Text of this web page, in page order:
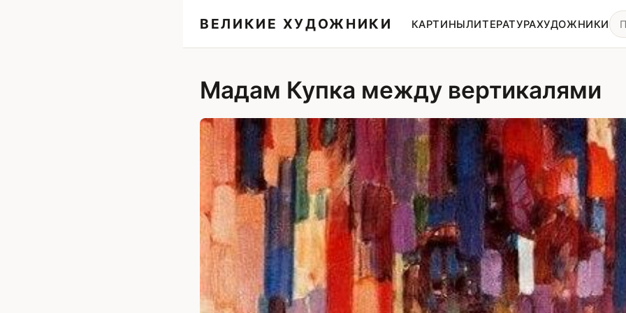
ВЕЛИКИЕ ХУДОЖНИКИ КАРТИНЫЛИТЕРАТУРАХУДОЖНИКИ
Мадам Купка между вертикалями